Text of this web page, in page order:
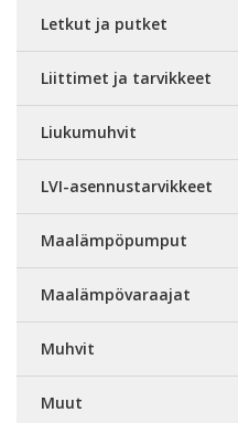
Letkut ja putket
Liittimet ja tarvikkeet
Liukumuhvit
LVI-asennustarvikkeet
Maalämpöpumput
Maalämpövaraajat
Muhvit
Muut